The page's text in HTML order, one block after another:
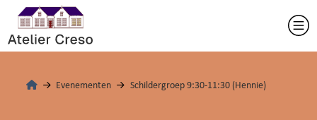
Evenementen Schildergroep 9:30-11:30 (Hennie)